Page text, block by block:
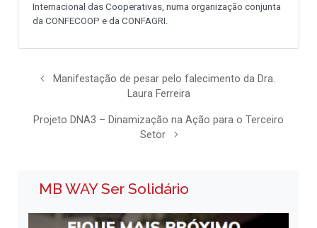
Internacional das Cooperativas, numa organização conjunta
da CONFECOOP e da CONFAGRI.
Manifestação de pesar pelo falecimento da Dra.
Laura Ferreira
Projeto DNA3 – Dinamização na Ação para o Terceiro
Setor
MB WAY Ser Solidário